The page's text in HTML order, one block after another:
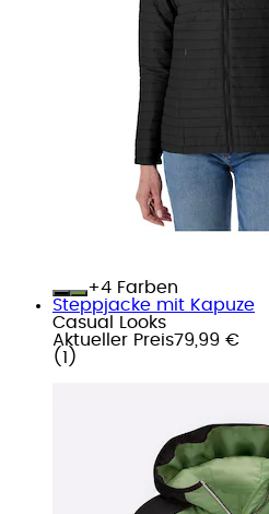
+
Farben
Steppjacke mit Kapuze
Casual Looks
Aktueller Preis79,99 €
( 1 )